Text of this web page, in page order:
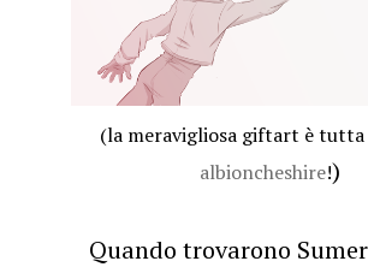
(la meravigliosa giftart è tutta
albioncheshire!)
Quando trovarono